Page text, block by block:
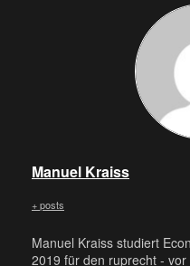
Manuel Kraiss
+ posts
Manuel Kraiss studiert
2019 für den ruprecht -